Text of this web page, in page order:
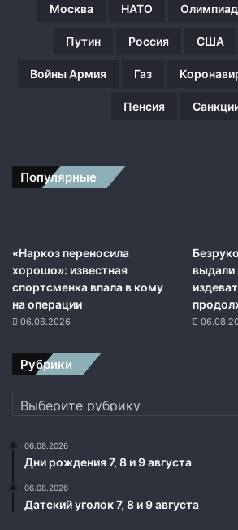
Москва НАТО
Путин Россия США
Войны Армия Газ
Пенсия
Популярные
«Наркоз переносила
хорошо»: известная
спортсменка впала в кому
на операции
06.08.2026
выдали
Рубрики
Рубрики
06.08.2026
Дни рождения 7, 8 и 9 августа
06.08.2026
Датский уголок 7, 8 и 9 августа